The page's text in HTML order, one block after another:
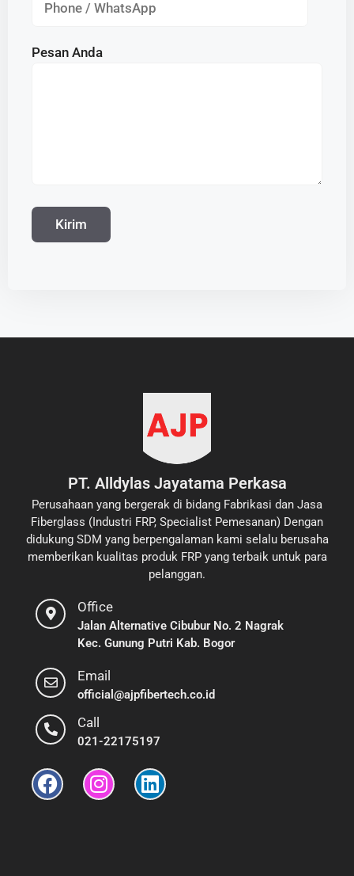
Pesan Anda
PT. Alldylas Jayatama Perkasa
Perusahaan yang bergerak di bidang Fabrikasi dan Jasa
Fiberglass (Industri FRP, Specialist Pemesanan) Dengan
didukung SDM yang berpengalaman kami selalu berusaha
memberikan kualitas produk FRP yang terbaik untuk para
pelanggan.
Office
Jalan Alternative Cibubur No. 2 Nagrak
Kec. Gunung Putri Kab. Bogor
Email
official@ajpfibertech.co.id
Call
021-22175197